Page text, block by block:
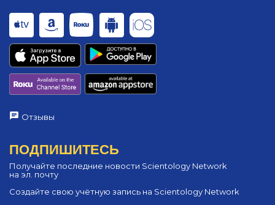
Отзывы
ПОДПИШИТЕСЬ
Получайте последние новости Scientology Network
на эл. почту
Создайте свою учётную запись на Scientology Network